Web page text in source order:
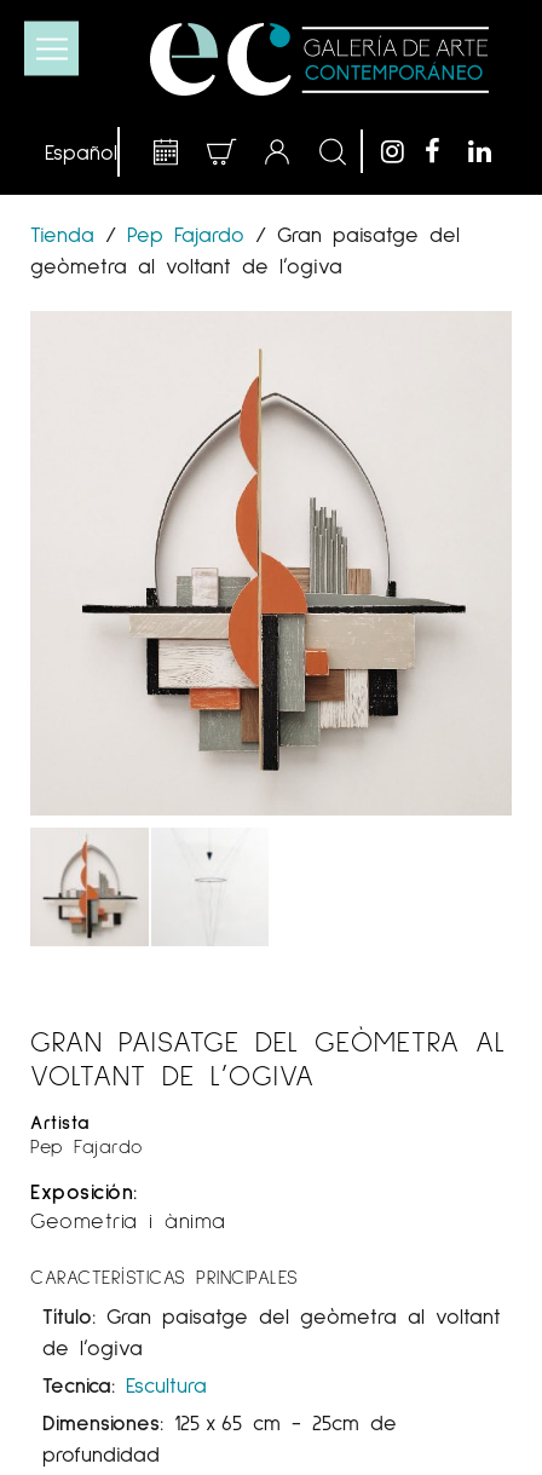
Tienda / Pep Fajardo / Gran paisatge del
geòmetra al voltant de l’ogiva
GRAN PAISATGE DEL GEÒMETRA AL
VOLTANT DE L’OGIVA
Artista
Pep Fajardo
Exposición:
Geometria i ànima
CARACTERÍSTICAS PRINCIPALES
Título: Gran paisatge del geòmetra al voltant
de l’ogiva
Tecnica: Escultura
Dimensiones: 125 x 65 cm - 25cm de
profundidad